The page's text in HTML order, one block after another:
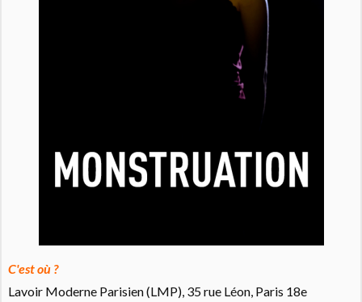
C'est où ?
Lavoir Moderne Parisien (LMP), 35 rue Léon, Paris 18e